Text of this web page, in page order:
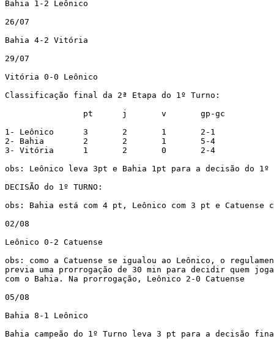
Bahia 1-2 Leônico
26/07
Bahia 4-2 Vitória
29/07
Vitória 0-0 Leônico
Classificação final da 2ª Etapa do 1º Turno:
1- Leônico	3	2	1	2-1
2- Bahia	2	2	1	5-4
3- Vitória	1	2	0	2-4
obs: Leônico leva 3pt e Bahia 1pt para a decisão do 1º
DECISÃO do 1º TURNO:
obs: Bahia está com 4 pt, Leônico com 3 pt e Catuense
02/08
Leônico 0-2 Catuense
obs: como a Catuense se igualou ao Leônico, o
previa uma prorrogação de 30 min para decidir quem
com o Bahia. Na prorrogação, Leônico 2-0 Catuense
05/08
Bahia 8-1 Leônico
Bahia campeão do 1º Turno leva 3 pt para a decisão